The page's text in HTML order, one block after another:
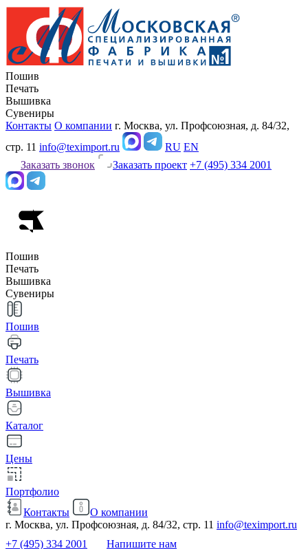
Пошив
Печать
Вышивка
Сувениры
Контакты О компании г. Москва, ул. Профсоюзная, д. 84/32,
стр. 11 info@teximport.ru RU EN
Заказать звонок
Заказать проект +7 (495) 334 2001
Пошив
Печать
Вышивка
Сувениры
Пошив
Печать
Вышивка
Каталог
Цены
Портфолио
Контакты
О компании
г. Москва, ул. Профсоюзная, д. 84/32, стр. 11 info@teximport.ru
+7 (495) 334 2001
Напишите нам